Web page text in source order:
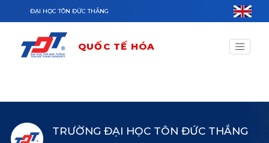
Nhảy đến nội dung
ĐẠI HỌC TÔN ĐỨC THẮNG
QUỐC TẾ HÓA
TRƯỜNG ĐẠI HỌC TÔN ĐỨC THẮNG